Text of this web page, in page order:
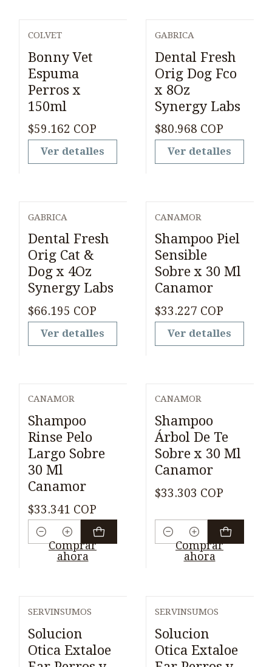
COLVET
Bonny Vet
Espuma
Perros x
150ml
$59.162 COP
Ver detalles
GABRICA
Dental Fresh
Orig Dog Fco
x 8Oz
Synergy Labs
$80.968 COP
Ver detalles
GABRICA
Dental Fresh
Orig Cat &
Dog x 4Oz
Synergy Labs
$66.195 COP
Ver detalles
CANAMOR
Shampoo Piel
Sensible
Sobre x 30 Ml
Canamor
$33.227 COP
Ver detalles
CANAMOR
Shampoo
Rinse Pelo
Largo Sobre
30 Ml
Canamor
$33.341 COP
Cantidad
Comprar
ahora
CANAMOR
Shampoo
Árbol De Te
Sobre x 30 Ml
Canamor
$33.303 COP
Cantidad
Comprar
ahora
SERVINSUMOS
Solucion
Otica Extaloe
SERVINSUMOS
Solucion
Otica Extaloe